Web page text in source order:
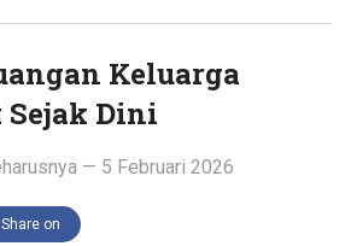
Keluarga
Dini
— 5 Februari 2026
Share on